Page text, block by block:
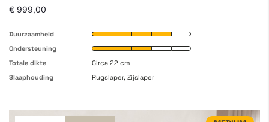
€ 999,00
Duurzaamheid
Ondersteuning
Totale dikte
Circa 22 cm
Slaaphouding
Rugslaper, Zijslaper